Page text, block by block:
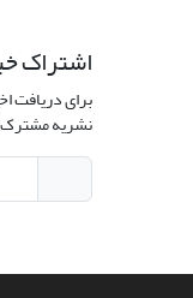
اشتراک
برای دریافت
نشریه